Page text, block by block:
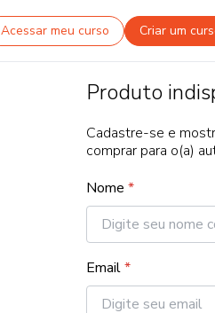
Acessar meu curso Criar um
Produto
Cadastre-se e
comprar para o(a)
Nome *
Email*